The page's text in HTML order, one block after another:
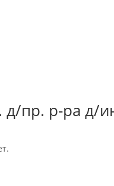
д/пр. р-ра д/